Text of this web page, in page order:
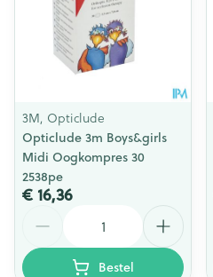
3M, Opticlude
Opticlude 3m Boys&girls
Midi Oogkompres 30
2538pe
€ 16,36
Bestel